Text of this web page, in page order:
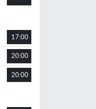
17:00
20:00
20:00